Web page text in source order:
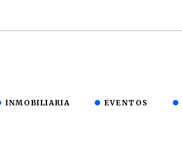
INMOBILIARIA EVENTOS